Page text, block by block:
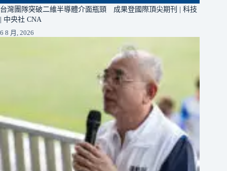
台灣團隊突破二維半導體介面瓶頸 成果登國際頂尖期刊 | 科技
| 中央社 CNA
6 8 月, 2026